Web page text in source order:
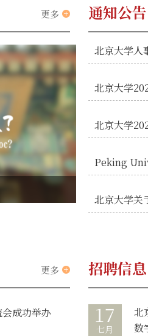
更多 通知公告
北京大学人
北京大学
北京大学
更多
成功举办
招聘信息
17
七月
北
数